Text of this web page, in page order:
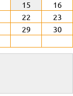
15
16
22
23
29
30